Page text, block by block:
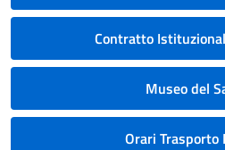
Contratto
Museo del
Orari Trasporto